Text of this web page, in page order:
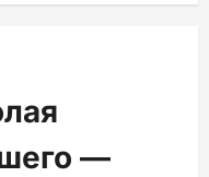
—